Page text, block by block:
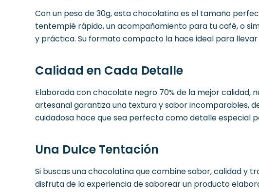
Con un peso de 30g, esta chocolatina es el tamaño
tentempié rápido, un acompañamiento para tu café, o
y práctica. Su formato compacto la hace ideal para
Calidad en Cada Detalle
Elaborada con chocolate negro 70% de la mejor
artesanal garantiza una textura y sabor incomparables,
cuidadosa hace que sea perfecta como detalle especial
Una Dulce Tentación
Si buscas una chocolatina que combine sabor, calidad y
disfruta de la experiencia de saborear un producto